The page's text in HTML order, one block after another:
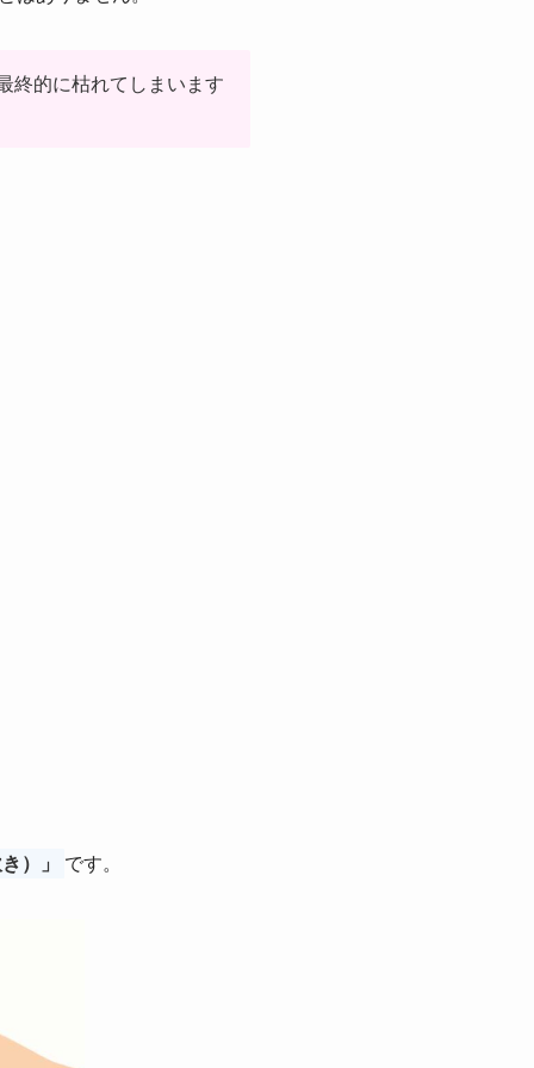
終的に枯れてしまいます
）」 です。